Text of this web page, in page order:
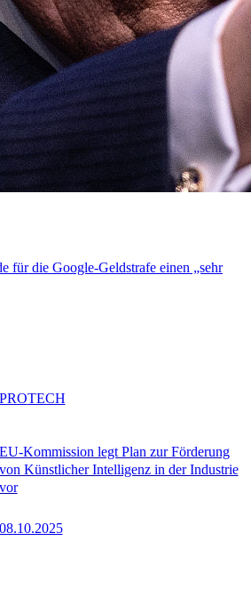
für die Google-Geldstrafe einen „sehr
Kommission legt Plan zur Förderung
von Künstlicher Intelligenz in der Industrie
vor
08.10.2025
PROTECH